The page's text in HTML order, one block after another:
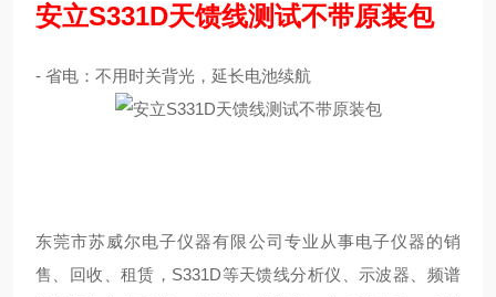
安立S331D天馈线测试不带原装包
- 省电：不用时关背光，延长电池续航
东莞市苏威尔电子仪器有限公司专业从事电子仪器的销
售、回收、租赁，S331D等天馈线分析仪、示波器、频谱